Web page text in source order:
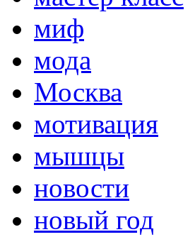
миф
мода
Москва
мотивация
мышцы
новости
новый год